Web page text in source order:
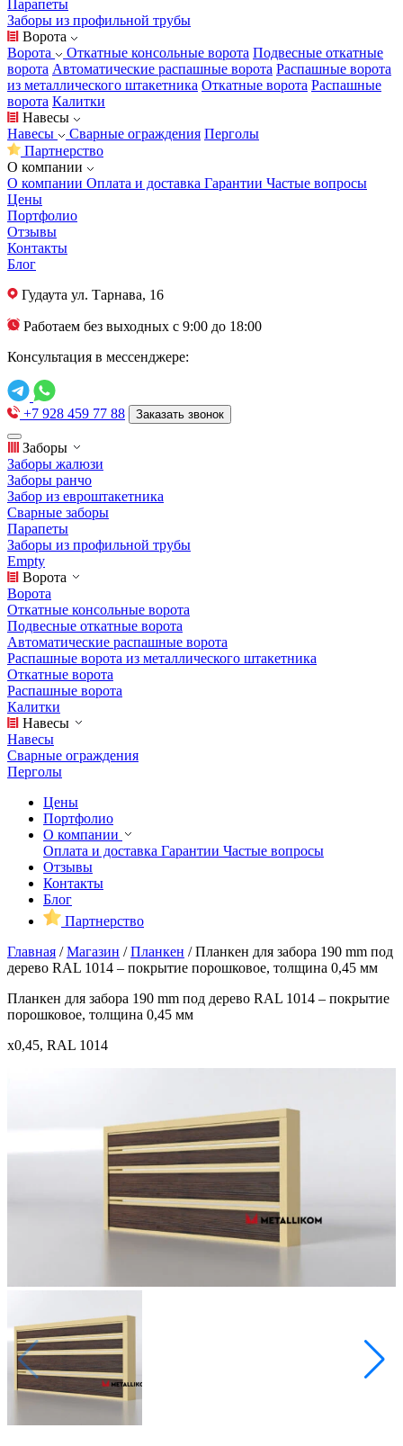
Парапеты
Заборы из профильной трубы
Ворота
Ворота
Откатные консольные ворота Подвесные откатные
ворота Автоматические распашные ворота Распашные ворота
из металлического штакетника Откатные ворота Распашные
ворота Калитки
Навесы
Навесы
Сварные ограждения Перголы
Партнерство
О компании
О компании Оплата и доставка Гарантии Частые вопросы
Цены
Портфолио
Отзывы
Контакты
Блог
Гудаута ул. Тарнава, 16
Работаем без выходных с 9:00 до 18:00
Консультация в мессенджере:
+7 928 459 77 88 Заказать звонок
Заборы
Заборы жалюзи
Заборы ранчо
Забор из евроштакетника
Сварные заборы
Парапеты
Заборы из профильной трубы
Empty
Ворота
Ворота
Откатные консольные ворота
Подвесные откатные ворота
Автоматические распашные ворота
Распашные ворота из металлического штакетника
Откатные ворота
Распашные ворота
Калитки
Навесы
Навесы
Сварные ограждения
Перголы
Цены
Портфолио
О компании
Оплата и доставка Гарантии Частые вопросы
Отзывы
Контакты
Блог
Партнерство
Главная /Магазин /Планкен /Планкен для забора 190 mm под
дерево RAL 1014 – покрытие порошковое, толщина 0,45 мм
Планкен для забора 190 mm под дерево RAL 1014 – покрытие
порошковое, толщина 0,45 мм
x0,45, RAL 1014